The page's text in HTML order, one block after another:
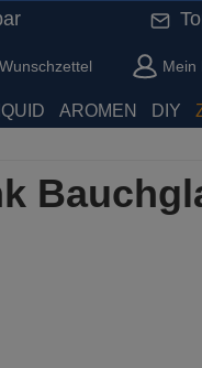
Wunschzettel Du hast 0Mein
AROMEN DIY